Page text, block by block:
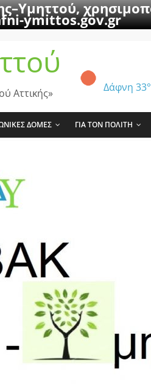
ymittos.gov.gr
Δάφνη
Αττικής»
ΔΟΜΕΣ ΓΙΑ ΤΟΝ ΠΟΛΙΤΗ